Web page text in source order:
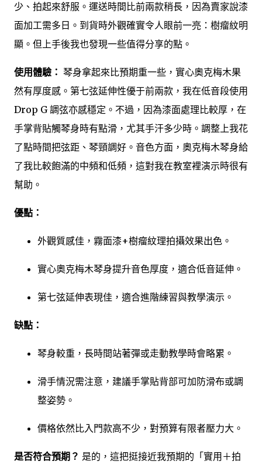
少、拍起來舒服。運送時間比前兩款稍長，因為賣家說漆
面加工需多日。到貨時外觀確實令人眼前一亮：樹瘤紋明
顯。但上手後我也發現一些值得分享的點。
使用體驗： 琴身拿起來比預期重一些，實心奧克梅木果
然有厚度感。第七弦延伸性優于前兩款，我在低音段使用
Drop G 調弦亦感穩定。不過，因為漆面處理比較厚，在
手掌背貼觸琴身時有點滑，尤其手汗多少時。調整上我花
了點時間把弦距、琴頸調好。音色方面，奧克梅木琴身給
了我比較飽滿的中頻和低頻，這對我在教室裡演示時很有
幫助。
優點：
外觀質感佳，霧面漆+樹瘤紋理拍攝效果出色。
實心奧克梅木琴身提升音色厚度，適合低音延伸。
第七弦延伸表現佳，適合進階練習與教學演示。
缺點：
琴身較重，長時間站著彈或走動教學時會略累。
滑手情況需注意，建議手掌貼背部可加防滑布或調
整姿勢。
價格依然比入門款高不少，對預算有限者壓力大。
是否符合預期？ 是的，這把挺接近我預期的「實用＋拍